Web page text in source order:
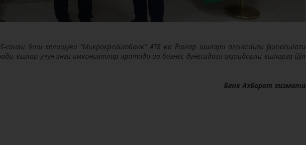
сонли бош келишуви “Микрокредитбанк” АТБ ва Ёшлар ишлари агентлиги ўртасидаги
ёшлар учун янги имкониятлар яратади ва бизнес дунёсидаги иқтидорли ёшларга йўл
Банк Ахборот хизмати